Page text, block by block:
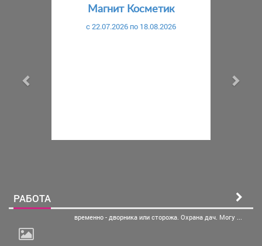
Магнит Косметик
c 22.07.2026 по 18.08.2026
РАБОТА
временно - дворника или сторожа. Охрана дач. Могу ...